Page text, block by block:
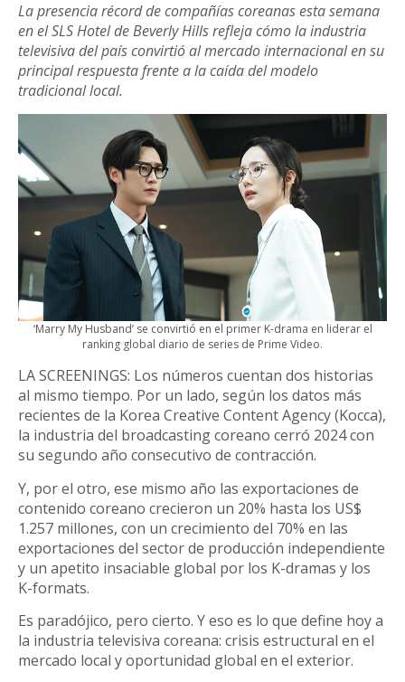
La presencia récord de compañías coreanas esta semana
en el SLS Hotel de Beverly Hills refleja cómo la industria
televisiva del país convirtió al mercado internacional en su
principal respuesta frente a la caída del modelo
tradicional local.
‘Marry My Husband’ se convirtió en el primer K-drama en liderar el
ranking global diario de series de Prime Video.
LA SCREENINGS: Los números cuentan dos historias
al mismo tiempo. Por un lado, según los datos más
recientes de la Korea Creative Content Agency (Kocca),
la industria del broadcasting coreano cerró 2024 con
su segundo año consecutivo de contracción.
Y, por el otro, ese mismo año las exportaciones de
contenido coreano crecieron un 20% hasta los US$
1.257 millones, con un crecimiento del 70% en las
exportaciones del sector de producción independiente
y un apetito insaciable global por los K-dramas y los
K-formats.
Es paradójico, pero cierto. Y eso es lo que define hoy a
la industria televisiva coreana: crisis estructural en el
mercado local y oportunidad global en el exterior.